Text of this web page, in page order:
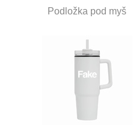
Podložka pod myš